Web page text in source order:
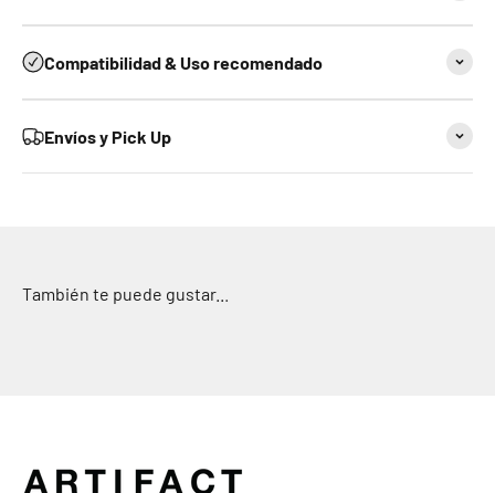
Compatibilidad & Uso recomendado
Envíos y Pick Up